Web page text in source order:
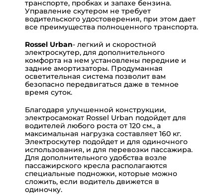
транспорте, пробках и запахе бензина.
Управление скутером не требует
водительского удостоверения, при этом дает
все преимущества полноценного транспорта.
Rossel Urban- легкий и скоростной
электроскутер, для дополнительного
комфорта на нем установлены передние и
задние амортизаторы. Продуманная
осветительная система позволит вам
безопасно передвигаться даже в темное
время суток.
Благодаря улучшенной конструкции,
электросамокат Rossel Urban подойдет для
водителей любого роста от 120 см., а
максимальная нагрузка составляет 160 кг.
Электроскутер подойдет и для одиночного
использования, и для перевозки пассажира.
Для дополнительного удобства возле
пассажирского кресла располагаются
специальные подножки, которые можно
сложить, если водитель движется в
одиночку.